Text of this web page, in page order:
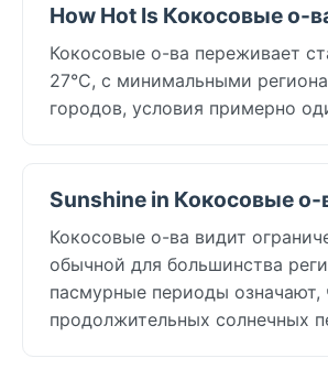
How Hot Is Кокосовые о-
Кокосовые о-ва переживает
27°C, с минимальными
городов, условия примерно
Sunshine in Кокосовые о-
Кокосовые о-ва видит
обычной для большинства
пасмурные периоды означают,
продолжительных солнечных